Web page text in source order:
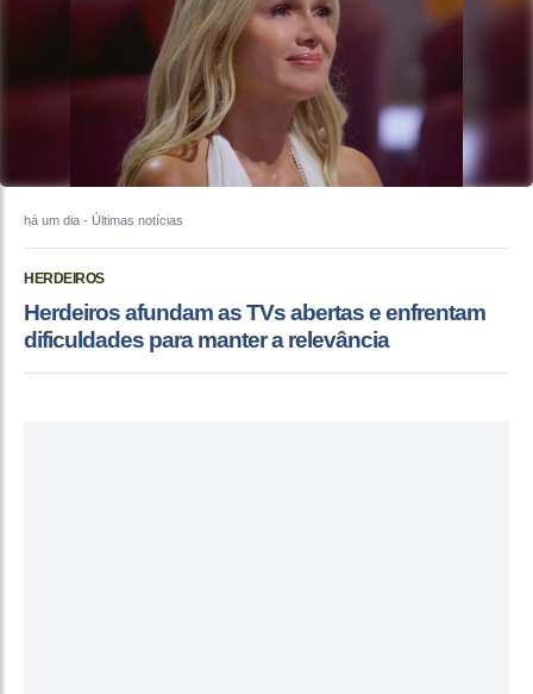
há um dia - Últimas notícias
HERDEIROS
Herdeiros afundam as TVs abertas e enfrentam
dificuldades para manter a relevância